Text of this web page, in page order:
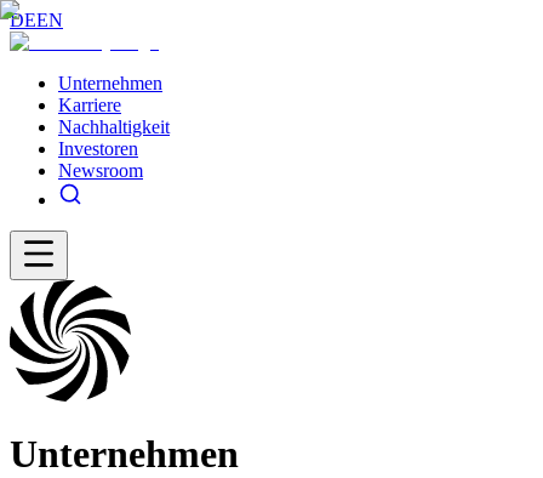
DEEN
Unternehmen
Karriere
Nachhaltigkeit
Investoren
Newsroom
Unternehmen